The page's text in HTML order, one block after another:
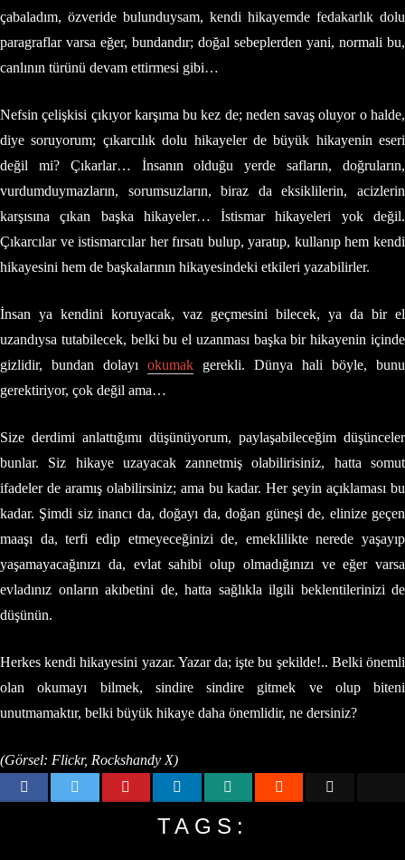
çabaladım, özveride bulunduysam, kendi hikayemde fedakarlık dolu
paragraflar varsa eğer, bundandır; doğal sebeplerden yani, normali bu,
canlının türünü devam ettirmesi gibi…
Nefsin çelişkisi çıkıyor karşıma bu kez de; neden savaş oluyor o halde,
diye soruyorum; çıkarcılık dolu hikayeler de büyük hikayenin eseri
değil mi? Çıkarlar… İnsanın olduğu yerde safların, doğruların,
vurdumduymazların, sorumsuzların, biraz da eksiklilerin, acizlerin
karşısına çıkan başka hikayeler… İstismar hikayeleri yok değil.
Çıkarcılar ve istismarcılar her fırsatı bulup, yaratıp, kullanıp hem kendi
hikayesini hem de başkalarının hikayesindeki etkileri yazabilirler.
İnsan ya kendini koruyacak, vaz geçmesini bilecek, ya da bir el
uzandıysa tutabilecek, belki bu el uzanması başka bir hikayenin içinde
gizlidir, bundan dolayı okumak gerekli. Dünya hali böyle, bunu
gerektiriyor, çok değil ama…
Size derdimi anlattığımı düşünüyorum, paylaşabileceğim düşünceler
bunlar. Siz hikaye uzayacak zannetmiş olabilirisiniz, hatta somut
ifadeler de aramış olabilirsiniz; ama bu kadar. Her şeyin açıklaması bu
kadar. Şimdi siz inancı da, doğayı da, doğan güneşi de, elinize geçen
maaşı da, terfi edip etmeyeceğinizi de, emeklilikte nerede yaşayıp
yaşamayacağınızı da, evlat sahibi olup olmadığınızı ve eğer varsa
evladınız onların akıbetini de, hatta sağlıkla ilgili beklentilerinizi de
düşünün.
Herkes kendi hikayesini yazar. Yazar da; işte bu şekilde!.. Belki önemli
olan okumayı bilmek, sindire sindire gitmek ve olup biteni
unutmamaktır, belki büyük hikaye daha önemlidir, ne dersiniz?
(Görsel: Flickr, Rockshandy X)
TAGS: